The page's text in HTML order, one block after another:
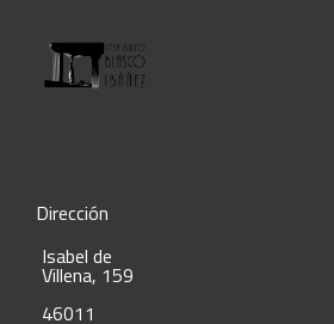
Dirección
Isabel de
Villena, 159
46011